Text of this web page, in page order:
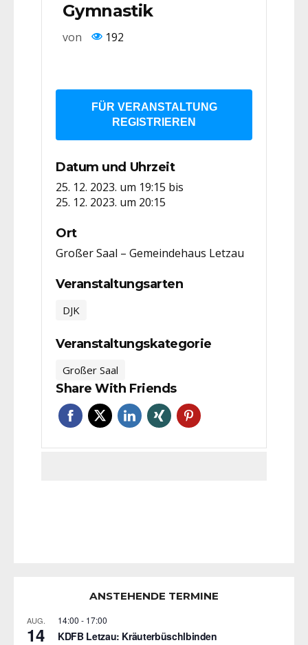
Gymnastik
von 192
FÜR VERANSTALTUNG
REGISTRIEREN
Datum und Uhrzeit
25. 12. 2023. um 19:15 bis
25. 12. 2023. um 20:15
Ort
Großer Saal – Gemeindehaus Letzau
Veranstaltungsarten
DJK
Veranstaltungskategorie
Großer Saal
Share With Friends
ANSTEHENDE TERMINE
AUG.
14
14:00 - 17:00
KDFB Letzau: Kräuterbüschlbinden